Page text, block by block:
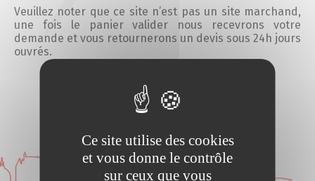
Catalogue
Analyse de vos besoins
Conseils et Astuces
Veuillez noter que ce site n’est pas un site marchand,
une fois le panier valider nous recevrons votre
demande et vous retournerons un devis sous 24h jours
ouvrés.
Ajouter au devis
Ce site utilise des cookies
et vous donne le contrôle
sur ceux que vous